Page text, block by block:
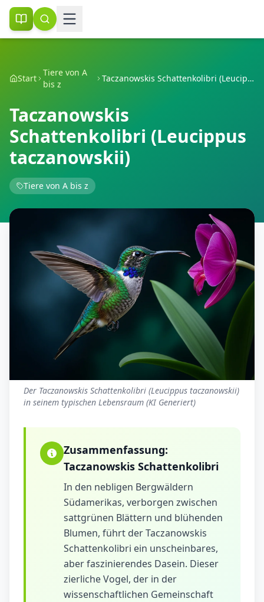
Start
Tiere von A
bis z
Taczanowskis Schattenkolibri (Leucippus taczanowskii)
Taczanowskis
Schattenkolibri (Leucippus
taczanowskii)
Tiere von A bis z
Der Taczanowskis Schattenkolibri (Leucippus taczanowskii)
in seinem typischen Lebensraum (KI Generiert)
Zusammenfassung:
Taczanowskis Schattenkolibri
In den nebligen Bergwäldern
Südamerikas, verborgen zwischen
sattgrünen Blättern und blühenden
Blumen, führt der Taczanowskis
Schattenkolibri ein unscheinbares,
aber faszinierendes Dasein. Dieser
zierliche Vogel, der in der
wissenschaftlichen Gemeinschaft